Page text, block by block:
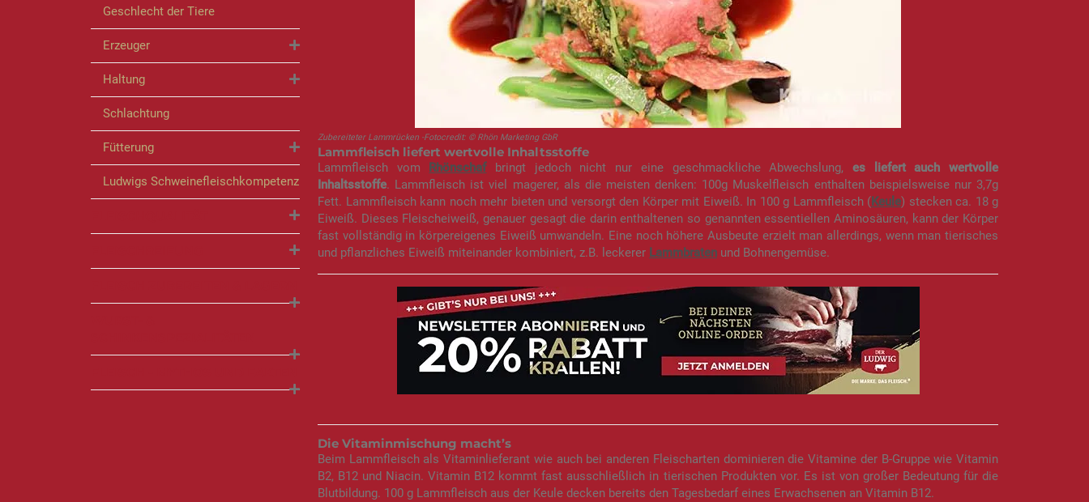
Zubereiteter Lammrücken -Fotocredit: © Rhön Marketing GbR
Lammfleisch liefert wertvolle Inhaltsstoffe
Lammfleisch vom Rhönschafbringt jedoch nicht nur eine geschmackliche Abwechslung, es liefert auch wertvolle
Inhaltsstoffe. Lammfleisch ist viel magerer, als die meisten denken: 100g Muskelfleisch enthalten beispielsweise nur 3,7g
Fett. Lammfleisch kann noch mehr bieten und versorgt den Körper mit Eiweiß. In 100 g Lammfleisch (Keule) stecken ca. 18 g
Eiweiß. Dieses Fleischeiweiß, genauer gesagt die darin enthaltenen so genannten essentiellen Aminosäuren, kann der Körper
fast vollständig in körpereigenes Eiweiß umwandeln. Eine noch höhere Ausbeute erzielt man allerdings, wenn man tierisches
und pflanzliches Eiweiß miteinander kombiniert, z.B. leckerer Lammbraten und Bohnengemüse.
Die Vitaminmischung macht’s
Beim Lammfleisch als Vitaminlieferant wie auch bei anderen Fleischarten dominieren die Vitamine der B-Gruppe wie Vitamin
B2, B12 und Niacin. Vitamin B12 kommt fast ausschließlich in tierischen Produkten vor. Es ist von großer Bedeutung für die
Blutbildung. 100 g Lammfleisch aus der Keule decken bereits den Tagesbedarf eines Erwachsenen an Vitamin B12.
Geschlecht der Tiere
Erzeuger
Haltung
Schlachtung
Fütterung
Ludwigs Schweinefleischkompetenz